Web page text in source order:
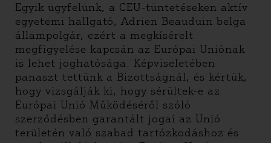
Egyik ügyfelünk, a CEU-tüntetéseken aktív
egyetemi hallgató, Adrien Beauduin belga
állampolgár, ezért a megkísérelt
megfigyelése kapcsán az Európai Uniónak
is lehet joghatósága. Képviseletében
panaszt tettünk a Bizottságnál, és kértük,
hogy vizsgálják ki, hogy sérültek-e az
Európai Unió Működéséről szóló
szerződésben garantált jogai az Unió
területén való szabad tartózkodáshoz és